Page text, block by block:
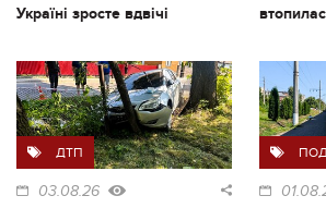
Україні зросте вдвічі
ДТП
03.08.26